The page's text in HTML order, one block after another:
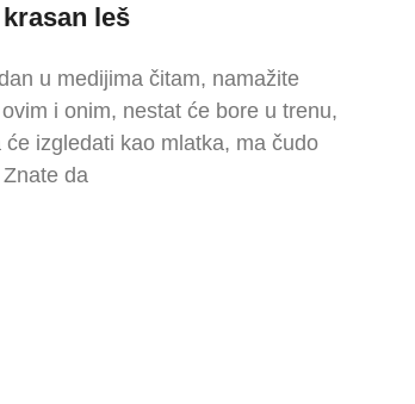
leš
u medijima čitam, namažite
i onim, nestat će bore u trenu,
će izgledati kao mlatka, ma čudo
da